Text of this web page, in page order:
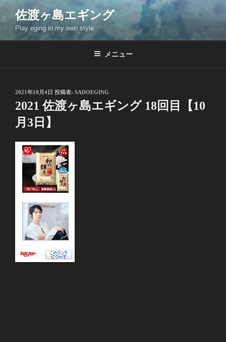
コ
ン
ン
佐渡ヶ島エギング
Play eging in my own style
メニュー
投
稿
日:
2021年10月4日 投稿者: SADOEGING
2021 佐渡ヶ島エギング 18回目【10
月3日】